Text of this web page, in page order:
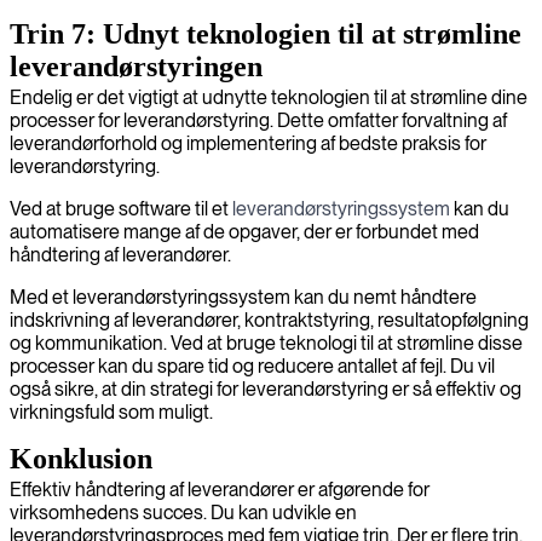
Trin 7: Udnyt teknologien til at strømline
leverandørstyringen
Endelig er det vigtigt at udnytte teknologien til at strømline dine
processer for leverandørstyring. Dette omfatter forvaltning af
leverandørforhold og implementering af bedste praksis for
leverandørstyring.
Ved at bruge software til et leverandørstyringssystem kan du
automatisere mange af de opgaver, der er forbundet med
håndtering af leverandører.
Med et leverandørstyringssystem kan du nemt håndtere
indskrivning af leverandører, kontraktstyring, resultatopfølgning
og kommunikation. Ved at bruge teknologi til at strømline disse
processer kan du spare tid og reducere antallet af fejl. Du vil
også sikre, at din strategi for leverandørstyring er så effektiv og
virkningsfuld som muligt.
Konklusion
Effektiv håndtering af leverandører er afgørende for
virksomhedens succes. Du kan udvikle en
leverandørstyringsproces med fem vigtige trin. Der er flere trin,